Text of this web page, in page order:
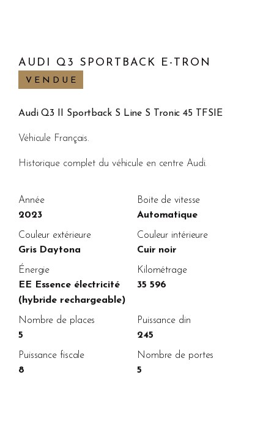
AUDI Q3 SPORTBACK E-TRON
VENDUE
Année
2023
Boite de vitesse
Automatique
Couleur extérieure
Gris Daytona
Couleur intérieure
Cuir noir
Énergie
EE Essence électricité
(hybride rechargeable)
Kilométrage
35 596
Nombre de places
5
Puissance din
245
Puissance fiscale
8
Nombre de portes
5
Audi Q3 II Sportback S Line S Tronic 45 TFSIE
Véhicule Français.
Historique complet du véhicule en centre Audi.